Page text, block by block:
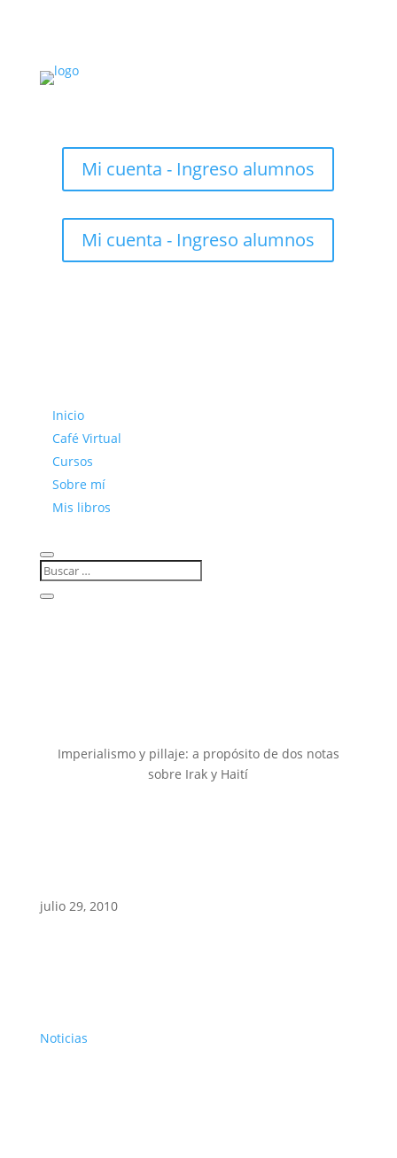
Mi cuenta - Ingreso alumnos
Mi cuenta - Ingreso alumnos
Inicio
Café Virtual
Cursos
Sobre mí
Mis libros
Imperialismo y pillaje: a propósito de dos notas
sobre Irak y Haití
julio 29, 2010
Noticias